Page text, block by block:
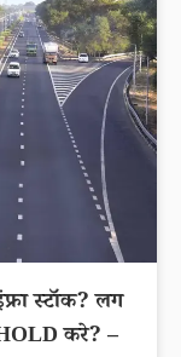
स्टॉक? लग
करे? –